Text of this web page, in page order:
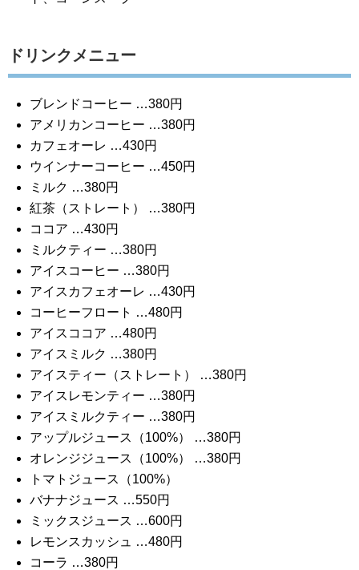
ドリンクメニュー
ブレンドコーヒー …380円
アメリカンコーヒー …380円
カフェオーレ …430円
ウインナーコーヒー …450円
ミルク …380円
紅茶（ストレート） …380円
ココア …430円
ミルクティー …380円
アイスコーヒー …380円
アイスカフェオーレ …430円
コーヒーフロート …480円
アイスココア …480円
アイスミルク …380円
アイスティー（ストレート） …380円
アイスレモンティー …380円
アイスミルクティー …380円
アップルジュース（100%） …380円
オレンジジュース（100%） …380円
トマトジュース（100%）
バナナジュース …550円
ミックスジュース …600円
レモンスカッシュ …480円
コーラ …380円